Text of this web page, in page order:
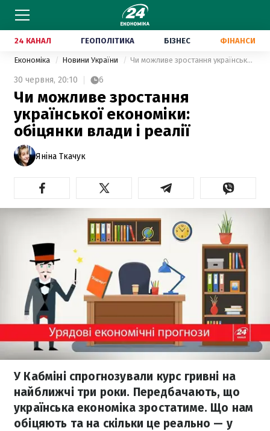
24 КАНАЛ ГЕОПОЛІТИКА БІЗНЕС ФІНАНСИ
Економіка Новини України Чи можливе зростання української економіки: обіцянки влади і реалії
30 червня, 20:10 6
Чи можливе зростання
української економіки:
обіцянки влади і реалії
Яніна Ткачук
У Кабміні спрогнозували курс гривні на
найближчі три роки. Передбачають, що
українська економіка зростатиме. Що нам
обіцяють та на скільки це реально — у